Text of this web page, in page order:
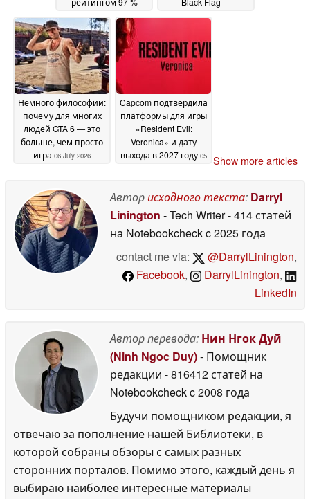
положительных
отзывов впервые
подешевела до
менее чем 1,50
доллара06 July 2026
Resynced»
Немного философии:
почему для многих
людей GTA 6 — это
больше, чем просто
игра 06 July 2026
Capcom подтвердила
платформы для игры
«Resident Evil:
Veronica» и дату
выхода в 2027 году 05
Show more articles
Авторисходного текста: Darryl
Linington - Tech Writer- 414 статей
на Notebookcheckc 2025 года
contact me via:
@DarrylLinington,
Facebook, DarrylLinington,
LinkedIn
Автор перевода: Нин Нгок Дуй
(Ninh Ngoc Duy)- Помощник
редакции - 816412 статей на
Notebookcheckc 2008 года
Будучи помощником редакции, я
отвечаю за пополнение нашей Библиотеки, в
которой собраны обзоры с самых разных
сторонних порталов. Помимо этого, каждый день я
выбираю наиболее интересные материалы